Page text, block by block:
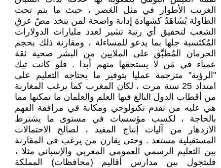
الغريب الأطوار في مثل العَصر ، حيث ما يتم تحت
الطاولة يُشَاهَدُ كشهادةِ إدانة واضحة لمن يتخذ مصّ عرقِ
الشعب لتحقيق أي رتبة تشير لعدد مليارات الدولارات
المُكتَسبة جلها بما يدعو للمساءلة ، ومقارنة ذلك بحجم
الحرمان المُطبَّق على الملايين من البشر صحية ثقة
عمياء في مَن لا يستحقها منهم أبدا . فلو كانت تيك
"الرؤية" مترجمة عمليا بتوفير ما يحتاجه التعليم على
امتداد 25 سنة مرت ، لكان المغرب كما يرغب المغاربة
من أقطاب الدول البالغ فيها العلم والعلمان ما تمكنها مما
هي عليه من تقدم تكنولوجي ومكانة في مرافقة الفهم
بالحاجة ، لكسب مؤسسات في مستوى ما يشترط
الازدهار من آليات إنتاج المفيد ، لصالح الاحتمالات
المستقبلية مستعد . وحتى يقارن من يرغب في المقارنة
بين التعليم الرسمي العمومي المغربي والإسباني مثلا ،
فليتجول بين مدارس أقاليم (محافظات) المملكة